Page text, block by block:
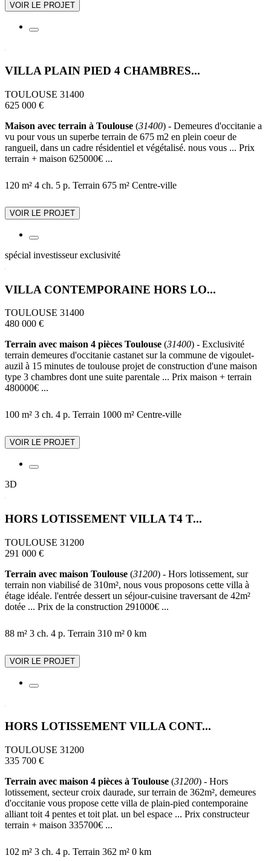
VOIR LE PROJET
VILLA PLAIN PIED 4 CHAMBRES...
TOULOUSE 31400
625 000 €
Maison avec terrain à Toulouse (31400) - Demeures d'occitanie a
vu pour vous un superbe terrain de 675 m2 en plein coeur de
rangueil, dans un cadre résidentiel et végétalisé. nous vous ... Prix
terrain + maison 625000€ ...
120 m² 4 ch. 5 p. Terrain 675 m² Centre-ville
VOIR LE PROJET
spécial investisseur exclusivité
VILLA CONTEMPORAINE HORS LO...
TOULOUSE 31400
480 000 €
Terrain avec maison 4 pièces Toulouse (31400) - Exclusivité
terrain demeures d'occitanie castanet sur la commune de vigoulet-
auzil à 15 minutes de toulouse projet de construction d'une maison
type 3 chambres dont une suite parentale ... Prix maison + terrain
480000€ ...
100 m² 3 ch. 4 p. Terrain 1000 m² Centre-ville
VOIR LE PROJET
3D
HORS LOTISSEMENT VILLA T4 T...
TOULOUSE 31200
291 000 €
Terrain avec maison Toulouse (31200) - Hors lotissement, sur
terrain non viabilisé de 310m², nous vous proposons cette villa à
étage idéale. l'entrée dessert un séjour-cuisine traversant de 42m²
dotée ... Prix de la construction 291000€ ...
88 m² 3 ch. 4 p. Terrain 310 m² 0 km
VOIR LE PROJET
HORS LOTISSEMENT VILLA CONT...
TOULOUSE 31200
335 700 €
Terrain avec maison 4 pièces à Toulouse (31200) - Hors
lotissement, secteur croix daurade, sur terrain de 362m², demeures
d'occitanie vous propose cette villa de plain-pied contemporaine
alliant toit 4 pentes et toit plat. un bel espace ... Prix constructeur
terrain + maison 335700€ ...
102 m² 3 ch. 4 p. Terrain 362 m² 0 km